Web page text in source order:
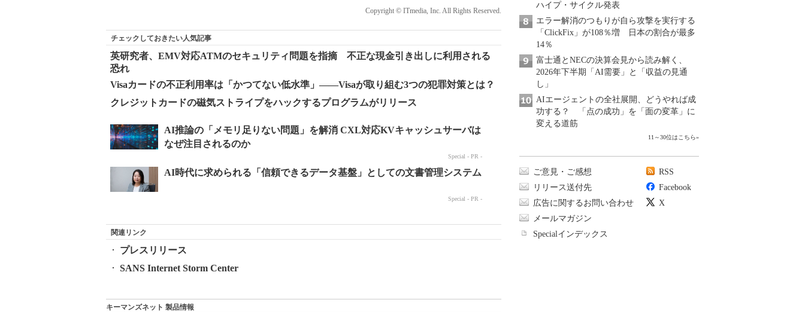
Copyright © ITmedia, Inc. All Rights Reserved.
チェックしておきたい人気記事
英研究者、EMV対応ATMのセキュリティ問題を指摘 不正な現金引き出しに利用される
恐れ
Visaカードの不正利用率は「かつてない低水準」――Visaが取り組む3つの犯罪対策とは？
クレジットカードの磁気ストライプをハックするプログラムがリリース
関連リンク
プレスリリース
SANS Internet Storm Center
キーマンズネット 製品情報
ハイプ・サイクル発表
エラー解消のつもりが自ら攻撃を実行する
「ClickFix」が108％増 日本の割合が最多
14％
富士通とNECの決算会見から読み解く、
2026年下半期「AI需要」と「収益の見通
し」
AIエージェントの全社展開、どうやれば成
功する？ 「点の成功」を「面の変革」に
変える道筋
11～30位はこちら»
ご意見・ご感想
リリース送付先
広告に関するお問い合わせ
メールマガジン
Specialインデックス
RSS
Facebook
X